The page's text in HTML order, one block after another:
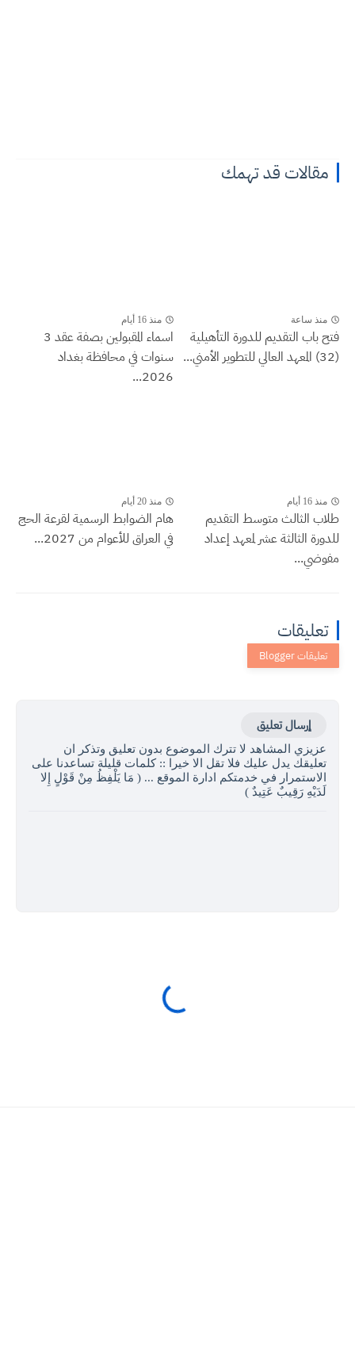
مقالات قد تهمك
منذ ساعة
فتح باب التقديم للدورة التأهيلية
(32) المعهد العالي للتطوير الأمني...
منذ 16 أيام
اسماء المقبولين بصفة عقد 3
سنوات في محافظة بغداد
2026...
منذ 16 أيام
طلاب الثالث متوسط التقديم
للدورة الثالثة عشر لمعهد إعداد
مفوضي...
منذ 20 أيام
هام الضوابط الرسمية لقرعة الحج
في العراق للأعوام من 2027...
تعليقات
إرسال تعليق
عزيزي المشاهد لا تترك الموضوع بدون تعليق وتذكر ان
تعليقك يدل عليك فلا تقل الا خيرا :: كلمات قليلة تساعدنا على
الاستمرار في خدمتكم ادارة الموقع ... ( مَا يَلْفِظُ مِنْ قَوْلٍ إِلا
لَدَيْهِ رَقِيبٌ عَتِيدٌ )